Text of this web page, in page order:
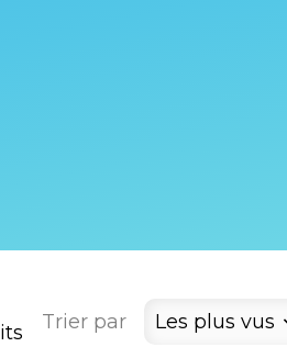
Trier par Les plus vus